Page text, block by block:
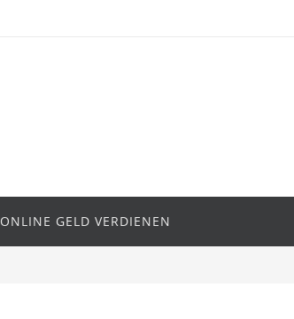
ONLINE GELD VERDIENEN